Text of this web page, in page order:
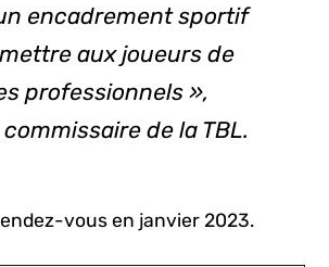
encadrement sportif
aux joueurs de
professionnels »,
de la TBL.
vous en janvier 2023.